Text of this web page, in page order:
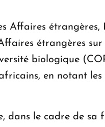
Affaires
étrangères
biologique
en notant
le cadre de sa